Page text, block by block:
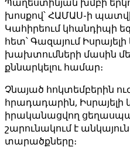
խոսքով՝ ՀԱՄԱՍ-ի
Կահիրեում կհանդիպի
հետ՝ Գազայում
խախտումների մասին
քննարկելու համար։
Չնայած հոկտեմբերին
հրադադարին, Իսրայելի
իրականացվող
շարունակում է
տարածքները։